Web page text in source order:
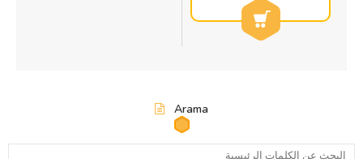
Arama